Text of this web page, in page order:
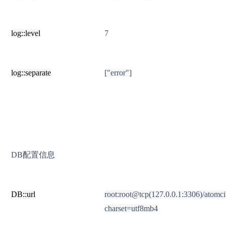
log::level 7
log::separate ["error"]
DB配置信息
DB::url
root:root@tcp(127.0.0.1:3306)/
charset=utf8mb4